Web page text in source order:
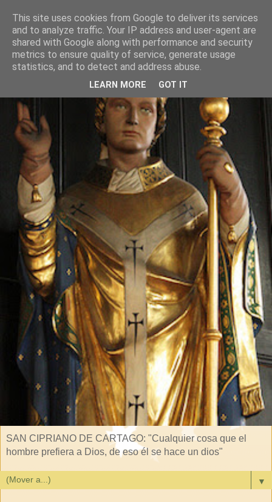
SAN CIPRIANO DE CARTAGO: "Cualquier cosa que el
hombre prefiera a Dios, de eso él se hace un dios"
▼
This site uses cookies from Google to deliver its services
and to analyze traffic. Your IP address and user-agent are
shared with Google along with performance and security
metrics to ensure quality of service, generate usage
statistics, and to detect and address abuse.
LEARN MORE GOT IT